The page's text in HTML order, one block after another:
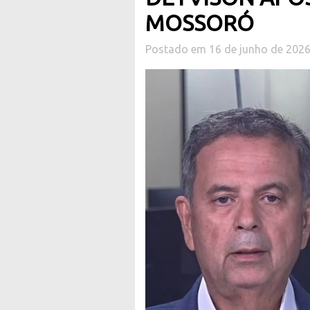
MOSSORÓ
Postado em 16 de junho de 2026